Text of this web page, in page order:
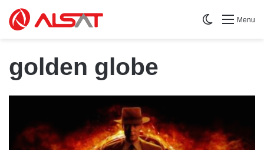
Menu
Switch skin
golden globe